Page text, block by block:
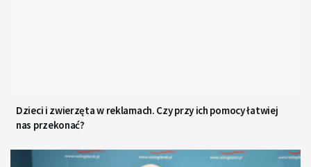
Dzieci i zwierzęta w reklamach. Czy przy ich pomocy łatwiej
nas przekonać?